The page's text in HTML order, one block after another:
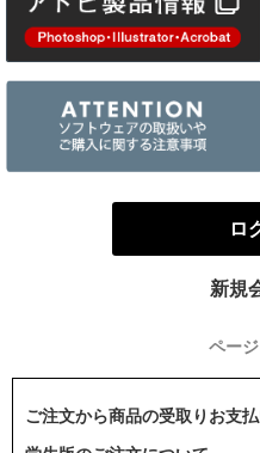
ロ
新規
ペー
ご注文から商品の受取りお支